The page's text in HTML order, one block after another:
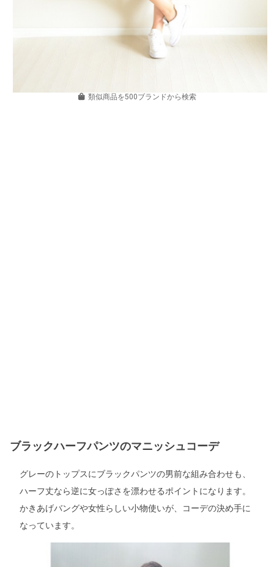
類似商品を500ブランドから検索
ブラックハーフパンツのマニッシュコーデ
グレーのトップスにブラックパンツの男前な組み合わせも、
ハーフ丈なら逆に女っぽさを漂わせるポイントになります。
かきあげバングや女性らしい小物使いが、コーデの決め手に
なっています。